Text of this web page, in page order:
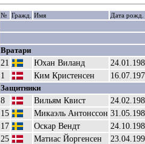
№ Гражд. Имя Дата рожд.
Вратари
21 Юхан Виланд
1
Ким Кристенсен
Защитники
8 Вильям Квист
15
Микаэль Антонссон
17
Оскар Вендт
25
Матиас Йоргенсен